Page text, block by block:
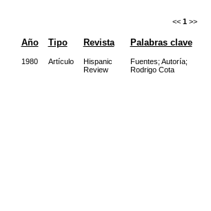
<< 1 >>
Año Tipo Revista Palabras clave
1980 Artículo
Hispanic
Review
Fuentes; Autoría;
Rodrigo Cota